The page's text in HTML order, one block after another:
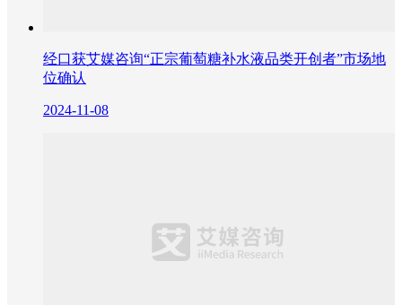
经口获艾媒咨询“正宗葡萄糖补水液品类开创者”市场地
位确认
2024-11-08